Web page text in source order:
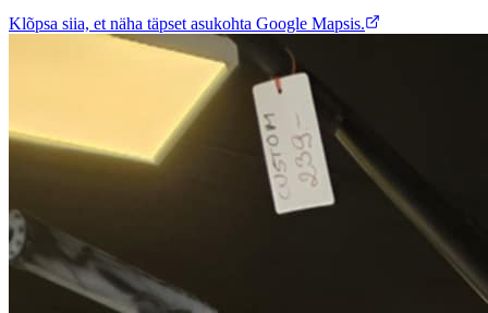
Klõpsa siia, et näha täpset asukohta Google Mapsis.